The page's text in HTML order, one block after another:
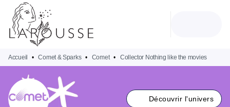
MENU
PIED DE PAGE
Accueil • Comet & Sparks • Comet • Collector Nothing like the movies
Découvrir l'univers